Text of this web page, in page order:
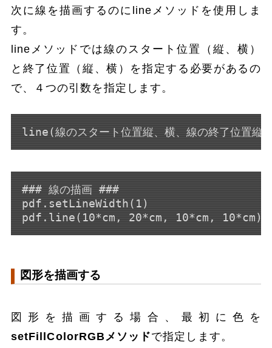
次に線を描画するのにlineメソッドを使用しま
す。
lineメソッドでは線のスタート位置（縦、横）
と終了位置（縦、横）を指定する必要があるの
で、４つの引数を指定します。
line(線のスタート位置縦、横、線の終了位置縦
### 線の描画 ###
pdf.setLineWidth(1)
図形を描画する
図形を描画する場合、最初に色を
setFillColorRGBメソッドで指定します。